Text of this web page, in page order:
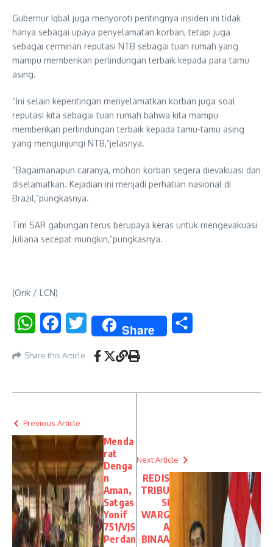
Gubernur Iqbal juga menyoroti pentingnya insiden ini tidak
hanya sebagai upaya penyelamatan korban, tetapi juga
sebagai cerminan reputasi NTB sebagai tuan rumah yang
mampu memberikan perlindungan terbaik kepada para tamu
asing.
“Ini selain kepentingan menyelamatkan korban juga soal
reputasi kita sebagai tuan rumah bahwa kita mampu
memberikan perlindungan terbaik kepada tamu-tamu asing
yang mengunjungi NTB,”jelasnya.
“Bagaimanapun caranya, mohon korban segera dievakuasi dan
diselamatkan. Kejadian ini menjadi perhatian nasional di
Brazil,”pungkasnya.
Tim SAR gabungan terus berupaya keras untuk mengevakuasi
Juliana secepat mungkin,”pungkasnya.
(Orik / LCN)
WhatsAppFacebookTwitter Share
Share this Article
Previous Article
Menda
rat
Denga
n
Aman,
Satgas
Yonif
751/VJS
Perdan
Next Article
REDIS
TRIBU
SI
WARG
A
BINAA